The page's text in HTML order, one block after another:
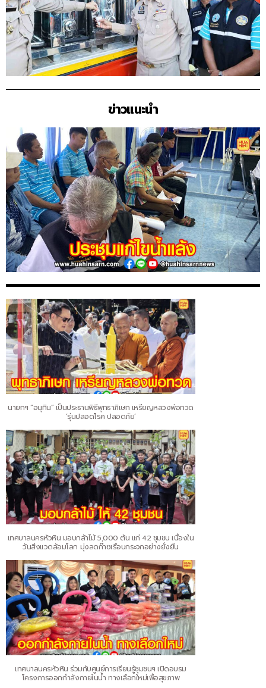
ข่าวแนะนำ
นายกฯ “อนุทิน” เป็นประธานพิธีพุทธาภิเษก เหรียญหลวงพ่อทวด
‘รุ่นปลอดโรค ปลอดภัย’
เทศบาลนครหัวหิน มอบกล้าไม้ 5,000 ต้น แก่ 42 ชุมชน เนื่องใน
วันสิ่งแวดล้อมโลก มุ่งลดก๊าซเรือนกระจกอย่างยั่งยืน
เทศบาลนครหัวหิน ร่วมกับศูนย์การเรียนรู้ชุมชนฯ เปิดอบรม
โครงการออกกำลังกายในน้ำ ทางเลือกใหม่เพื่อสุขภาพ